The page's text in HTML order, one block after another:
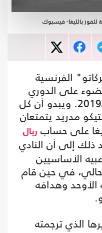
للفوز بالليغا- فيسبوك
الفرنسية
على الدوري
الإسباني لموسم 2018 /2019. ويبدو أن كل
مدريد يتمتعان
على حساب ريال
إلى أن النادي
الأساسيين
في حين قام
الأوحد وهدافه
الذي ترجمته